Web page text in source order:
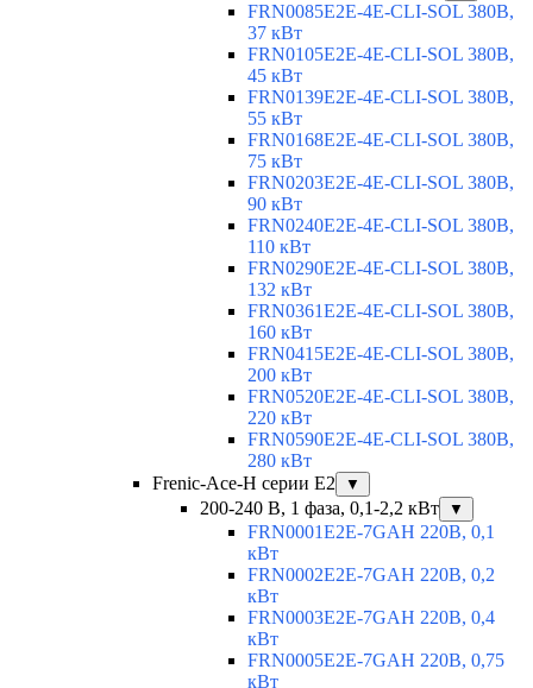
FRN0085E2E-4E-CLI-SOL 380В,
37 кВт
FRN0105E2E-4E-CLI-SOL 380В,
45 кВт
FRN0139E2E-4E-CLI-SOL 380В,
55 кВт
FRN0168E2E-4E-CLI-SOL 380В,
75 кВт
FRN0203E2E-4E-CLI-SOL 380В,
90 кВт
FRN0240E2E-4E-CLI-SOL 380В,
110 кВт
FRN0290E2E-4E-CLI-SOL 380В,
132 кВт
FRN0361E2E-4E-CLI-SOL 380В,
160 кВт
FRN0415E2E-4E-CLI-SOL 380В,
200 кВт
FRN0520E2E-4E-CLI-SOL 380В,
220 кВт
FRN0590E2E-4E-CLI-SOL 380В,
280 кВт
Frenic-Ace-H серии E2
▼
200-240 В, 1 фаза, 0,1-2,2 кВт ▼
FRN0001E2E-7GAH 220В, 0,1
кВт
FRN0002E2E-7GAH 220В, 0,2
кВт
FRN0003E2E-7GAH 220В, 0,4
кВт
FRN0005E2E-7GAH 220В, 0,75
кВт